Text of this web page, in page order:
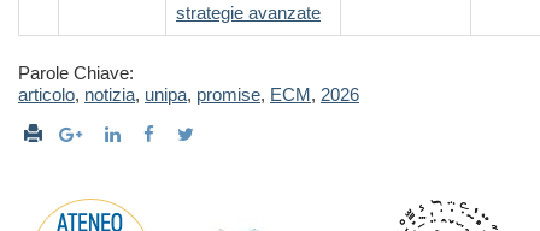
strategie avanzate
Parole Chiave:
articolo, notizia, unipa, promise, ECM, 2026